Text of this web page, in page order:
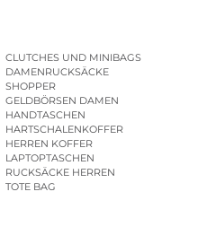
CLUTCHES UND MINIBAGS
DAMENRUCKSÄCKE
SHOPPER
GELDBÖRSEN DAMEN
HANDTASCHEN
HARTSCHALENKOFFER
HERREN KOFFER
LAPTOPTASCHEN
RUCKSÄCKE HERREN
TOTE BAG